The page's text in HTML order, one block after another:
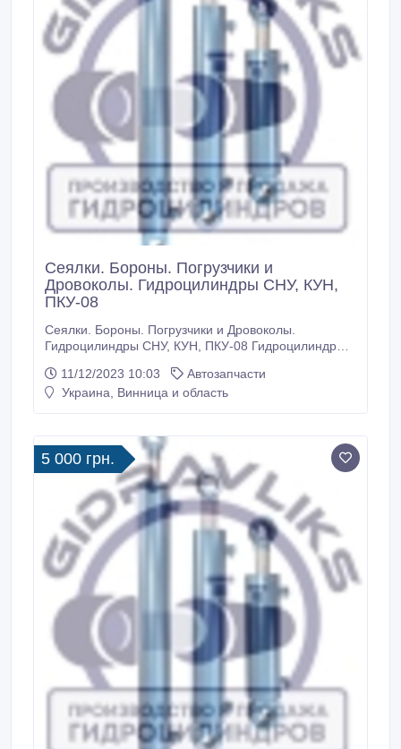
Сеялки. Бороны. Погрузчики и
Дровоколы. Гидроцилиндры СНУ, КУН,
ПКУ-08
Сеялки. Бороны. Погрузчики и Дровоколы.
Гидроцилиндры СНУ, КУН, ПКУ-08 Гидроцилиндр
80х40х250.550 80х40х320.620 80х50х320.620
80х40х400.700 80х50х400.700 80х40х500.800
11/12/2023 10:03
Автозапчасти
Украина, Винница и область
5 000 грн.